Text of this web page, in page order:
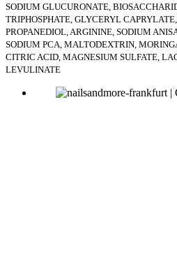
SODIUM GLUCURONATE,
TRIPHOSPHATE, GLYCERYL
PROPANEDIOL, ARGININE, SODIUM
SODIUM PCA, MALTODEXTRIN,
CITRIC ACID, MAGNESIUM SULFATE,
LEVULINATE